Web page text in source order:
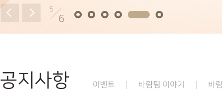
5
6
공지사항 이벤트 바람팀 이야기 바